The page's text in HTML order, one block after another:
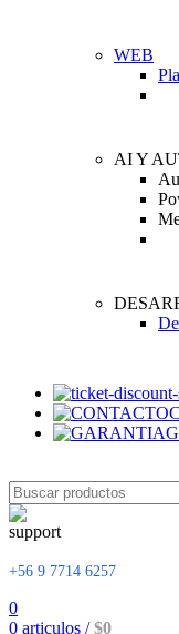
WEB
AI Y
+56 9 7714 6257
0
0 articulos / $0